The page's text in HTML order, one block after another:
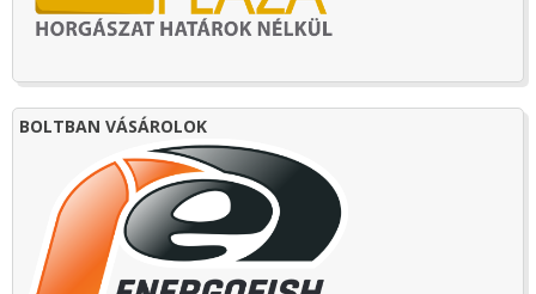
BOLTBAN VÁSÁROLOK